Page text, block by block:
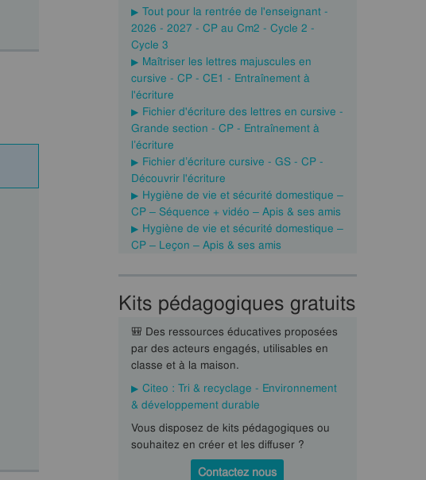
Tout pour la rentrée de l'enseignant -
2026 - 2027 - CP au Cm2 - Cycle 2 -
Cycle 3
Maîtriser les lettres majuscules en
cursive - CP - CE1 - Entraînement à
l'écriture
Fichier d'écriture des lettres en cursive -
Grande section - CP - Entraînement à
l’écriture
Fichier d’écriture cursive - GS - CP -
Découvrir l'écriture
Hygiène de vie et sécurité domestique –
CP – Séquence + vidéo – Apis & ses amis
Hygiène de vie et sécurité domestique –
CP – Leçon – Apis & ses amis
Kits pédagogiques gratuits
🎒 Des ressources éducatives proposées
par des acteurs engagés, utilisables en
classe et à la maison.
Citeo : Tri & recyclage - Environnement
& développement durable
Vous disposez de kits pédagogiques ou
souhaitez en créer et les diffuser ?
Contactez nous